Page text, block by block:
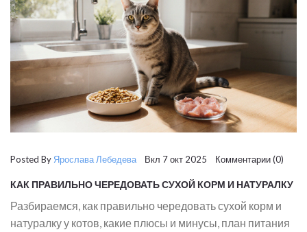
Posted By Ярослава Лебедева Вкл 7 окт 2025 Комментарии (0)
КАК ПРАВИЛЬНО ЧЕРЕДОВАТЬ СУХОЙ КОРМ И НАТУРАЛКУ
Разбираемся, как правильно чередовать сухой корм и
натуралку у котов, какие плюсы и минусы, план питания